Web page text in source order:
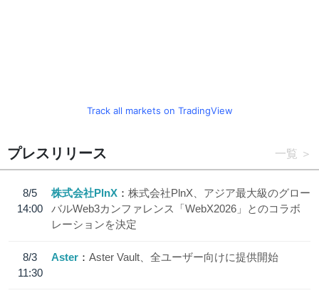
Track all markets on TradingView
プレスリリース 一覧
8/5
14:00
株式会社PlnX
株式会社PlnX、アジア最大級のグロー
バルWeb3カンファレンス「WebX2026」とのコラボ
レーションを決定
8/3
11:30
Aster Aster Vault、全ユーザー向けに提供開始